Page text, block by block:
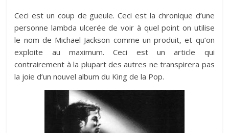
Ceci est un coup de gueule. Ceci est la chronique d’une
personne lambda ulcerée de voir à quel point on utilise
le nom de Michael Jackson comme un produit, et qu’on
exploite au maximum. Ceci est un article qui
contrairement à la plupart des autres ne transpirera pas
la joie d’un nouvel album du King de la Pop.